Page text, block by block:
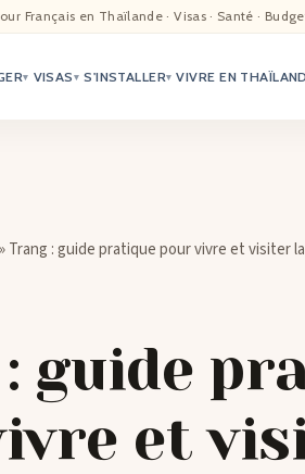
Français en Thaïlande · Visas · Santé ·
▾ VISAS ▾ S'INSTALLER▾ VIVRE EN
»Trang : guide pratique pour vivre et visiter
guide
et